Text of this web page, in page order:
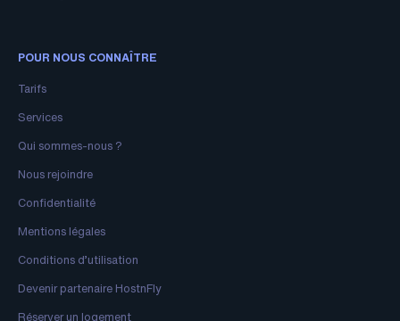
POUR NOUS CONNAÎTRE
Tarifs
Services
Qui sommes-nous ?
Nous rejoindre
Confidentialité
Mentions légales
Conditions d’utilisation
Devenir partenaire HostnFly
Réserver un logement